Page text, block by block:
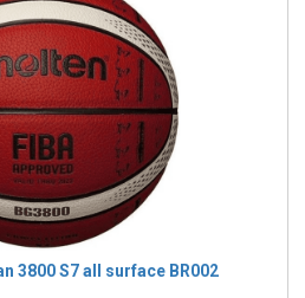
3800 S7 all surface BR002